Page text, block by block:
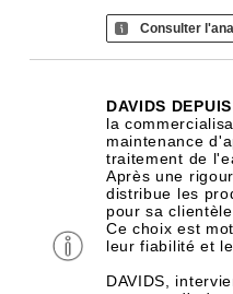
Consulter
DAVIDS
la
maintenance
traitement de
Après une
distribue les
pour sa clientèle.
Ce choix est
leur fiabilité et
DAVIDS,